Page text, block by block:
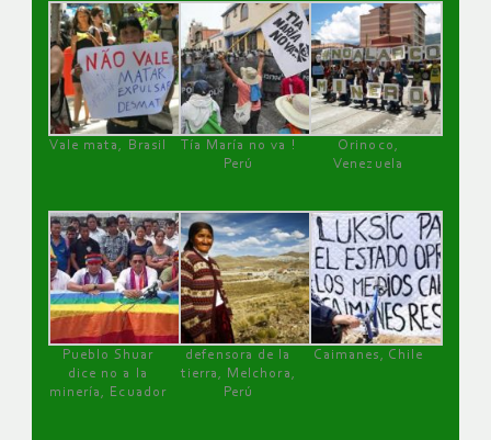
Vale mata, Brasil
Tía María no va !
Perú
Orinoco,
Venezuela
Pueblo Shuar
dice no a la
minería, Ecuador
defensora de la
tierra, Melchora,
Perú
Caimanes, Chile